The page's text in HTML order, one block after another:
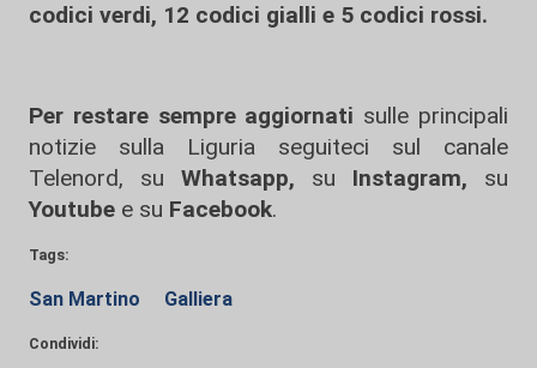
codici verdi, 12 codici gialli e 5 codici rossi.
Per restare sempre aggiornati sulle principali
notizie sulla Liguria seguiteci sul canale
Telenord, su
Whatsapp, su Instagram, su
Youtube e su Facebook.
Tags:
San Martino Galliera
Condividi: